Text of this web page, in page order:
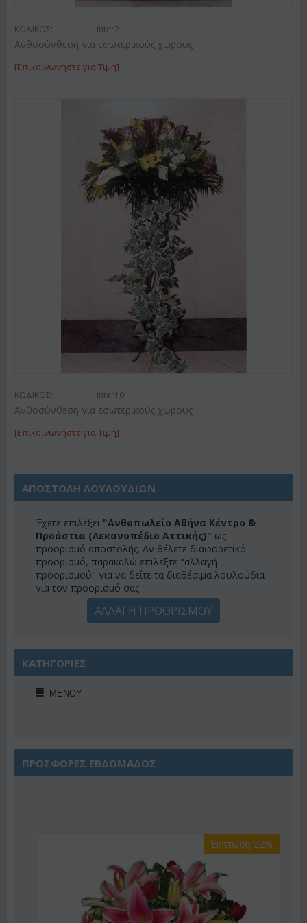
ΚΩΔΙΚΟΣ: Inter2
Ανθοσύνθεση για εσωτερικούς χώρους
[Επικοινωνήστε για Τιμή]
ΚΩΔΙΚΟΣ: Inter10
Ανθοσύνθεση για εσωτερικούς χώρους
[Επικοινωνήστε για Τιμή]
ΑΠΟΣΤΟΛΗ ΛΟΥΛΟΥΔΙΩΝ
Έχετε επιλέξει "Ανθοπωλείο Αθήνα Κέντρο &
Προάστια (Λεκανοπέδιο Αττικής)" ως
προορισμό αποστολής. Αν θέλετε διαφορετικό
προορισμό, παρακαλώ επιλέξτε "αλλαγή
προορισμού" για να δείτε τα διαθέσιμα λουλούδια
για τον προορισμό σας.
ΑΛΛΑΓΗ ΠΡΟΟΡΙΣΜΟΥ
ΚΑΤΗΓΟΡΙΕΣ
ΜΕΝΟΎ
ΠΡΟΣΦΟΡΕΣ ΕΒΔΟΜΑΔΟΣ
Έκπτωση 22%